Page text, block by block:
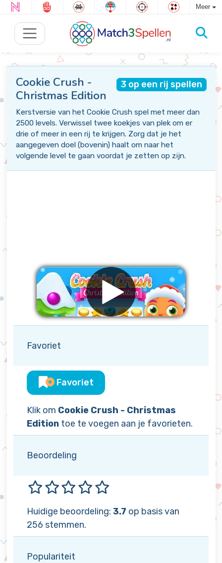
Meer
3 op een rij spellen
Cookie Crush -
Christmas Edition
Kerstversie van het Cookie Crush spel met meer dan
2500 levels. Verwissel twee koekjes van plek om er
drie of meer in een rij te krijgen. Zorg dat je het
aangegeven doel (bovenin) haalt om naar het
volgende level te gaan voordat je zetten op zijn.
Favoriet
Favoriet
Klik om Cookie Crush - Christmas
Edition toe te voegen aan je favorieten.
Beoordeling
Huidige beoordeling: 3.7 op basis van
256 stemmen.
Populariteit